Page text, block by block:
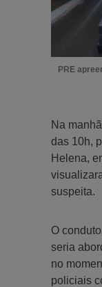
PRE
Na
das 10h,
Helena,
suspeita.
O
seria
no
policiais